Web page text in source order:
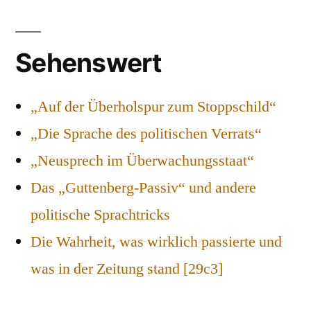
Sehenswert
„Auf der Überholspur zum Stoppschild“
„Die Sprache des politischen Verrats“
„Neusprech im Überwachungsstaat“
Das „Guttenberg-Passiv“ und andere
politische Sprachtricks
Die Wahrheit, was wirklich passierte und
was in der Zeitung stand [29c3]